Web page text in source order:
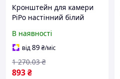
Кронштейн для камери
PiPo настінний білий
відеоспостереження
кріплення для камери
безпеки EPT
В наявності
від89₴/міс
893₴
1 270.03 ₴